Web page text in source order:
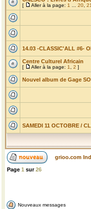
[ Aller à la page: 1 20 21
14.03 -CLASSIC'ALL #6-
Centre Culturel Africain
[ Aller à la page: 1 2 ]
Nouvel album de Gage
SAMEDI 11 OCTOBRE /
grioo.com
Page 1 sur26
Nouveaux messages